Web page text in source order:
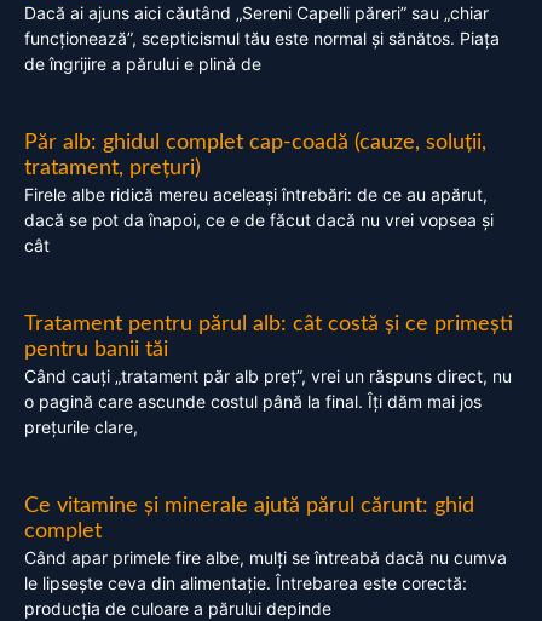
Dacă ai ajuns aici căutând „Sereni Capelli păreri” sau „chiar
funcționează”, scepticismul tău este normal și sănătos. Piața
de îngrijire a părului e plină de
Păr alb: ghidul complet cap-coadă (cauze, soluții,
tratament, prețuri)
Firele albe ridică mereu aceleași întrebări: de ce au apărut,
dacă se pot da înapoi, ce e de făcut dacă nu vrei vopsea și
cât
Tratament pentru părul alb: cât costă și ce primești
pentru banii tăi
Când cauți „tratament păr alb preț”, vrei un răspuns direct, nu
o pagină care ascunde costul până la final. Îți dăm mai jos
prețurile clare,
Ce vitamine și minerale ajută părul cărunt: ghid
complet
Când apar primele fire albe, mulți se întreabă dacă nu cumva
le lipsește ceva din alimentație. Întrebarea este corectă:
producția de culoare a părului depinde